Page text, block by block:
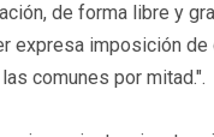
de forma libre y
expresa imposición de
comunes por mitad.".